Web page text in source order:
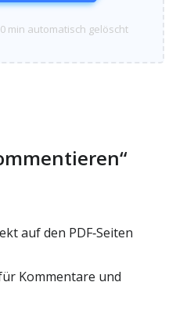
min automatisch gelöscht
auf den PDF‑Seiten
Kommentare und